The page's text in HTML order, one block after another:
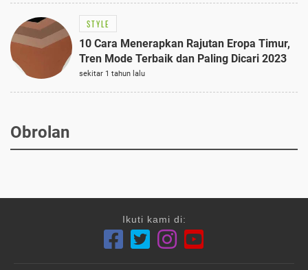
STYLE
10 Cara Menerapkan Rajutan Eropa Timur,
Tren Mode Terbaik dan Paling Dicari 2023
sekitar 1 tahun lalu
Obrolan
Ikuti kami di: